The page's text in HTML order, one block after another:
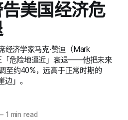
美国经济危
经济学家马克·赞迪（Mark
「危险地逼近」衰退——他把未来
至约40%，远高于正常时期的
」。
1 min read